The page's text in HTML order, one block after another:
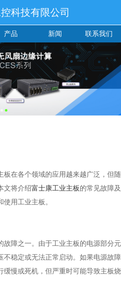
科技有限公司
产品 新闻 联系我们
板在各个领域的应用越来越广泛，但随
文将介绍富士康工业主板的常见故障及
用工业主板。
故障之一。由于工业主板的电源部分元
不稳定或无法正常启动。如果电源故障
缓慢或死机，但严重时可能导致主板烧